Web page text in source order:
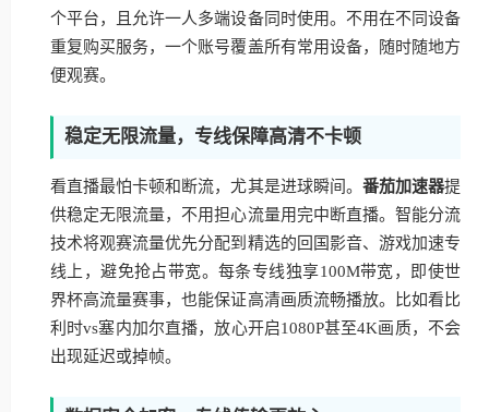
个平台，且允许一人多端设备同时使用。不用在不同设备
重复购买服务，一个账号覆盖所有常用设备，随时随地方
便观赛。
稳定无限流量，专线保障高清不卡顿
看直播最怕卡顿和断流，尤其是进球瞬间。 番茄加速器提
供稳定无限流量，不用担心流量用完中断直播。智能分流
技术将观赛流量优先分配到精选的回国影音、游戏加速专
线上，避免抢占带宽。每条专线独享100M带宽，即使世
界杯高流量赛事，也能保证高清画质流畅播放。比如看比
利时vs塞内加尔直播，放心开启1080P甚至4K画质，不会
出现延迟或掉帧。